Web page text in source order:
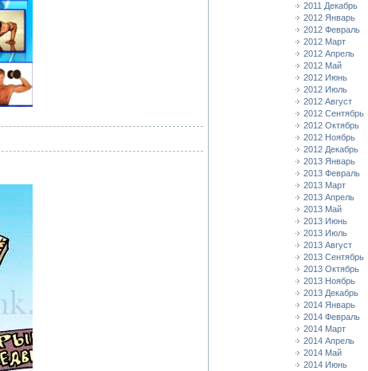
2011 Декабрь
2012 Январь
2012 Февраль
2012 Март
2012 Апрель
2012 Май
2012 Июнь
2012 Июль
2012 Август
2012 Сентябрь
2012 Октябрь
2012 Ноябрь
2012 Декабрь
2013 Январь
2013 Февраль
2013 Март
2013 Апрель
2013 Май
2013 Июнь
2013 Июль
2013 Август
2013 Сентябрь
2013 Октябрь
2013 Ноябрь
2013 Декабрь
2014 Январь
2014 Февраль
2014 Март
2014 Апрель
2014 Май
2014 Июнь